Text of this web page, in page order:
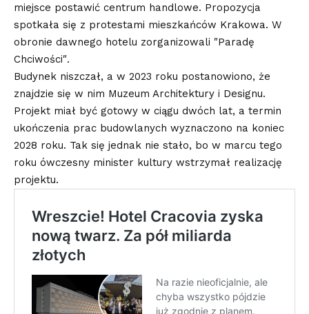
miejsce postawić centrum handlowe. Propozycja
spotkała się z protestami mieszkańców Krakowa. W
obronie dawnego hotelu zorganizowali ″Paradę
Chciwości″.
Budynek niszczał, a w 2023 roku postanowiono, że
znajdzie się w nim Muzeum Architektury i Designu.
Projekt miał być gotowy w ciągu dwóch lat, a termin
ukończenia prac budowlanych wyznaczono na koniec
2028 roku. Tak się jednak nie stało, bo w marcu tego
roku ówczesny minister kultury wstrzymał realizację
projektu.